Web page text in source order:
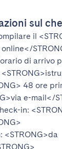
sul
il
di arrivo
48 ore
e-mail</
in:
<STRONG>da